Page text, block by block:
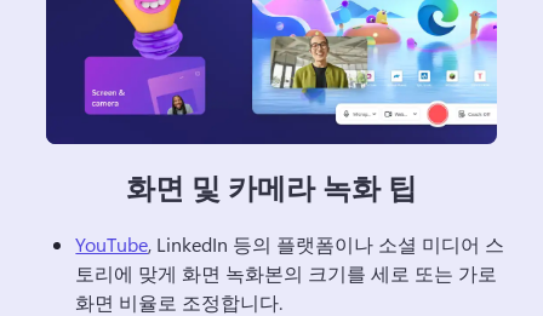
화면 및 카메라 녹화 팁
YouTube, LinkedIn 등의 플랫폼이나 소셜 미디어 스
토리에 맞게 화면 녹화본의 크기를 세로 또는 가로
화면 비율로 조정합니다.